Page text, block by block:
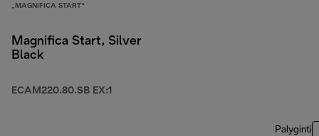
„MAGNIFICA START“
Magnifica Start, Silver
Black
ECAM220.80.SB EX:1
Palyginti